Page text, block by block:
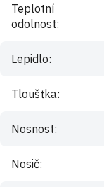
Teplotní
odolnost:
Lepidlo:
Tloušťka:
Nosnost:
Nosič: